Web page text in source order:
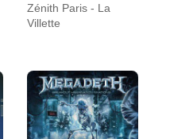
Zénith Paris - La
Villette